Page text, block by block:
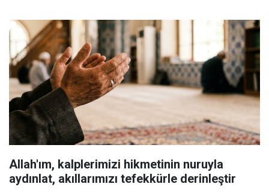
Allah'ım, kalplerimizi hikmetinin nuruyla
aydınlat, akıllarımızı tefekkürle derinleştir